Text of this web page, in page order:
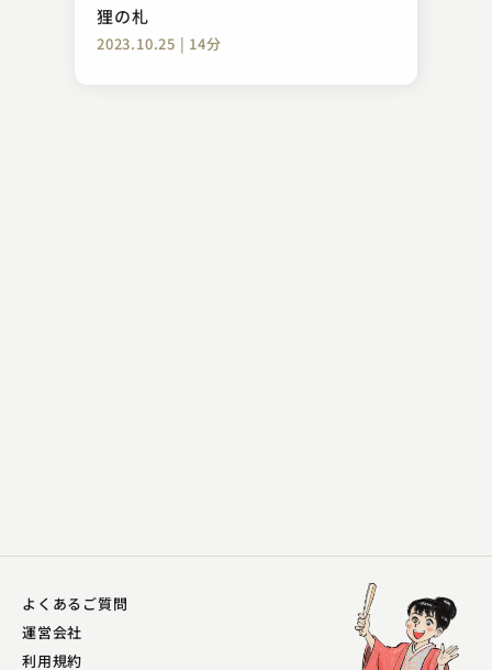
狸の札
2023.10.25 | 14分
2023.12.09 | 14分
よくあるご質問
運営会社
利用規約